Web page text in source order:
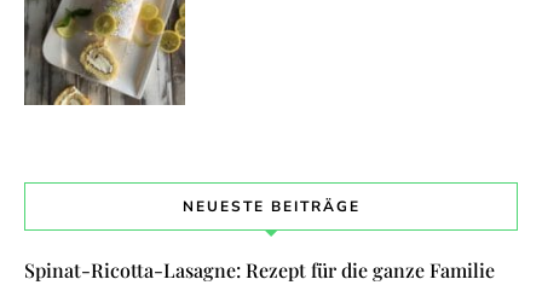
NEUESTE BEITRÄGE
Spinat-Ricotta-Lasagne: Rezept für die ganze Familie